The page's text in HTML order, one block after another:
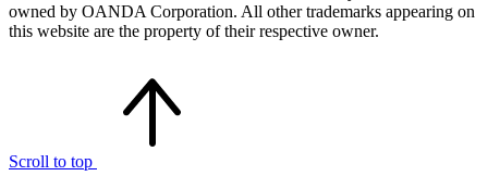
owned by OANDA Corporation. All other trademarks appearing on
this website are the property of their respective owner.
Scroll to top